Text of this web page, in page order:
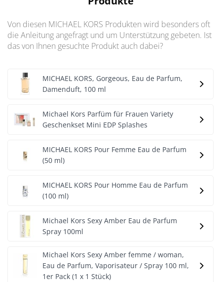
Von diesen MICHAEL KORS Produkten wird besonders oft
die Anleitung angefragt und um Unterstützung gebeten. Ist
das von Ihnen gesuchte Produkt auch dabei?
MICHAEL KORS, Gorgeous, Eau de Parfum,
Damenduft, 100 ml
Michael Kors Parfüm für Frauen Variety
Geschenkset Mini EDP Splashes
MICHAEL KORS Pour Femme Eau de Parfum
(50 ml)
MICHAEL KORS Pour Homme Eau de Parfum
(100 ml)
Michael Kors Sexy Amber Eau de Parfum
Spray 100ml
Michael Kors Sexy Amber femme / woman,
Eau de Parfum, Vaporisateur / Spray 100 ml,
1er Pack (1 x 1 Stück)